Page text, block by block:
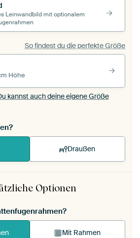
Leinwandbild mit optionalem
So findest du die perfekte Größe
Höhe
kannst auch deine eigene Größe
Draußen
Optionen
Mit Rahmen